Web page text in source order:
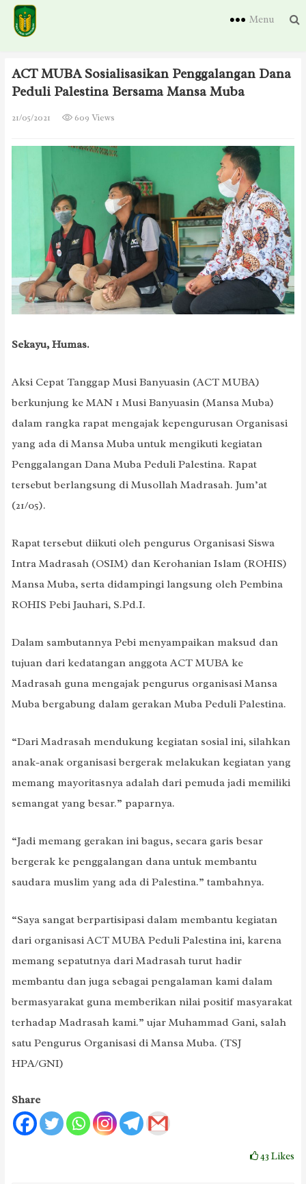
Menu
ACT MUBA Sosialisasikan Penggalangan Dana
Peduli Palestina Bersama Mansa Muba
21/05/2021 609 Views
Sekayu, Humas.
Aksi Cepat Tanggap Musi Banyuasin (ACT MUBA)
berkunjung ke MAN 1 Musi Banyuasin (Mansa Muba)
dalam rangka rapat mengajak kepengurusan Organisasi
yang ada di Mansa Muba untuk mengikuti kegiatan
Penggalangan Dana Muba Peduli Palestina. Rapat
tersebut berlangsung di Musollah Madrasah. Jum’at
(21/05).
Rapat tersebut diikuti oleh pengurus Organisasi Siswa
Intra Madrasah (OSIM) dan Kerohanian Islam (ROHIS)
Mansa Muba, serta didampingi langsung oleh Pembina
ROHIS Pebi Jauhari, S.Pd.I.
Dalam sambutannya Pebi menyampaikan maksud dan
tujuan dari kedatangan anggota ACT MUBA ke
Madrasah guna mengajak pengurus organisasi Mansa
Muba bergabung dalam gerakan Muba Peduli Palestina.
“Dari Madrasah mendukung kegiatan sosial ini, silahkan
anak-anak organisasi bergerak melakukan kegiatan yang
memang mayoritasnya adalah dari pemuda jadi memiliki
semangat yang besar.” paparnya.
“Jadi memang gerakan ini bagus, secara garis besar
bergerak ke penggalangan dana untuk membantu
saudara muslim yang ada di Palestina.” tambahnya.
“Saya sangat berpartisipasi dalam membantu kegiatan
dari organisasi ACT MUBA Peduli Palestina ini, karena
memang sepatutnya dari Madrasah turut hadir
membantu dan juga sebagai pengalaman kami dalam
bermasyarakat guna memberikan nilai positif masyarakat
terhadap Madrasah kami.” ujar Muhammad Gani, salah
satu Pengurus Organisasi di Mansa Muba. (TSJ
HPA/GNI)
Share
43Likes